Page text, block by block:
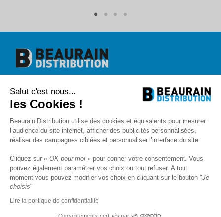
1 rue de l'abbé Caron
BP 40020
80390 Fressenneville
contact@beaurain-distribution.com
Qui sommes-nous?
Mentions légales
CGV
Politique de protection des données
Livraison
SAV et Garantie
Salut c'est nous...
les Cookies !
Beaurain Distribution utilise des cookies et équivalents pour mesurer
l’audience du site internet, afficher des publicités personnalisées,
réaliser des campagnes ciblées et personnaliser l’interface du site.
Cliquez sur « OK pour moi » pour donner votre consentement. Vous
pouvez également paramétrer vos choix ou tout refuser. A tout
moment vous pouvez modifier vos choix en cliquant sur le bouton "Je
choisis"
Lire la politique de confidentialité
Consentements certifiés par